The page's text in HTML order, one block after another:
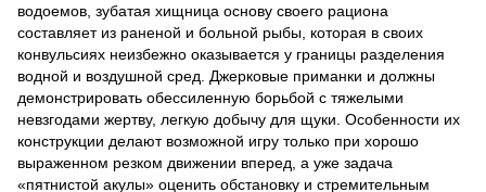
водоемов, зубатая хищница основу своего рациона
составляет из раненой и больной рыбы, которая в своих
конвульсиях неизбежно оказывается у границы разделения
водной и воздушной сред. Джерковые приманки и должны
демонстрировать обессиленную борьбой с тяжелыми
невзгодами жертву, легкую добычу для щуки. Особенности их
конструкции делают возможной игру только при хорошо
выраженном резком движении вперед, а уже задача
«пятнистой акулы» оценить обстановку и стремительным